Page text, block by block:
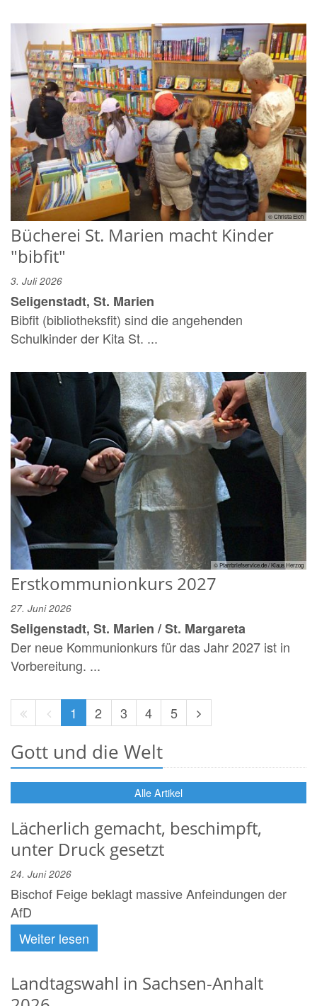
© Christa Eich
Bücherei St. Marien macht Kinder
"bibfit"
3. Juli 2026
Seligenstadt, St. Marien
Bibfit (bibliotheksfit) sind die angehenden
Schulkinder der Kita St. ...
© Pfarrbriefservice.de / Klaus Herzog
Erstkommunionkurs 2027
27. Juni 2026
Seligenstadt, St. Marien / St. Margareta
Der neue Kommunionkurs für das Jahr 2027 ist in
Vorbereitung. ...
Erste
Seite
Vorherige
Seite
1 2 3 4 5
Nächste
Seite
Gott und die Welt
Alle Artikel
Lächerlich gemacht, beschimpft,
unter Druck gesetzt
24. Juni 2026
Bischof Feige beklagt massive Anfeindungen der
AfD
Weiter lesen
Landtagswahl in Sachsen-Anhalt